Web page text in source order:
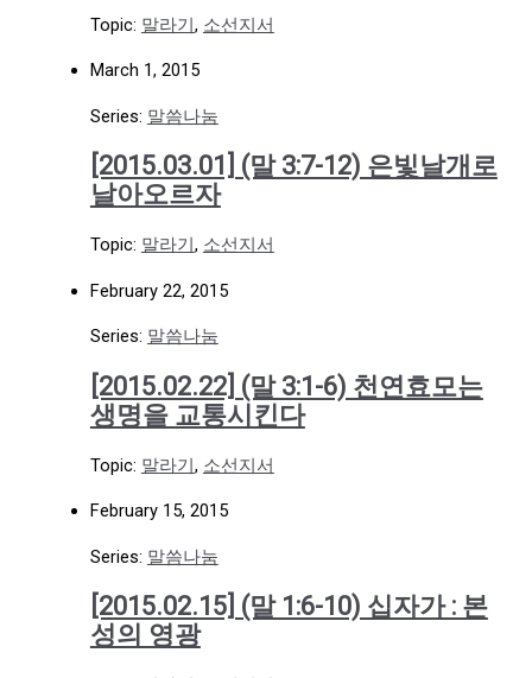
Topic: 말라기, 소선지서
March 1, 2015
Series: 말씀나눔
[2015.03.01] (말 3:7-12) 은빛날개로
날아오르자
Topic: 말라기, 소선지서
February 22, 2015
Series: 말씀나눔
[2015.02.22] (말 3:1-6) 천연효모는
생명을 교통시킨다
Topic: 말라기, 소선지서
February 15, 2015
Series: 말씀나눔
[2015.02.15] (말 1:6-10) 십자가 : 본
성의 영광